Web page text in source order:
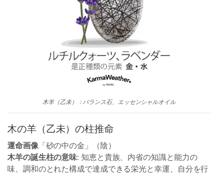
木羊（乙未）：バランス石、エッセンシャルオイル
木の羊（乙未）の柱推命
運命画像「砂の中の金」（陰）
木羊の誕生柱の意味: 知恵と貴族、内省の知識と能力の
味、調和のとれた構成で達成できる栄光と幸運、自分を行